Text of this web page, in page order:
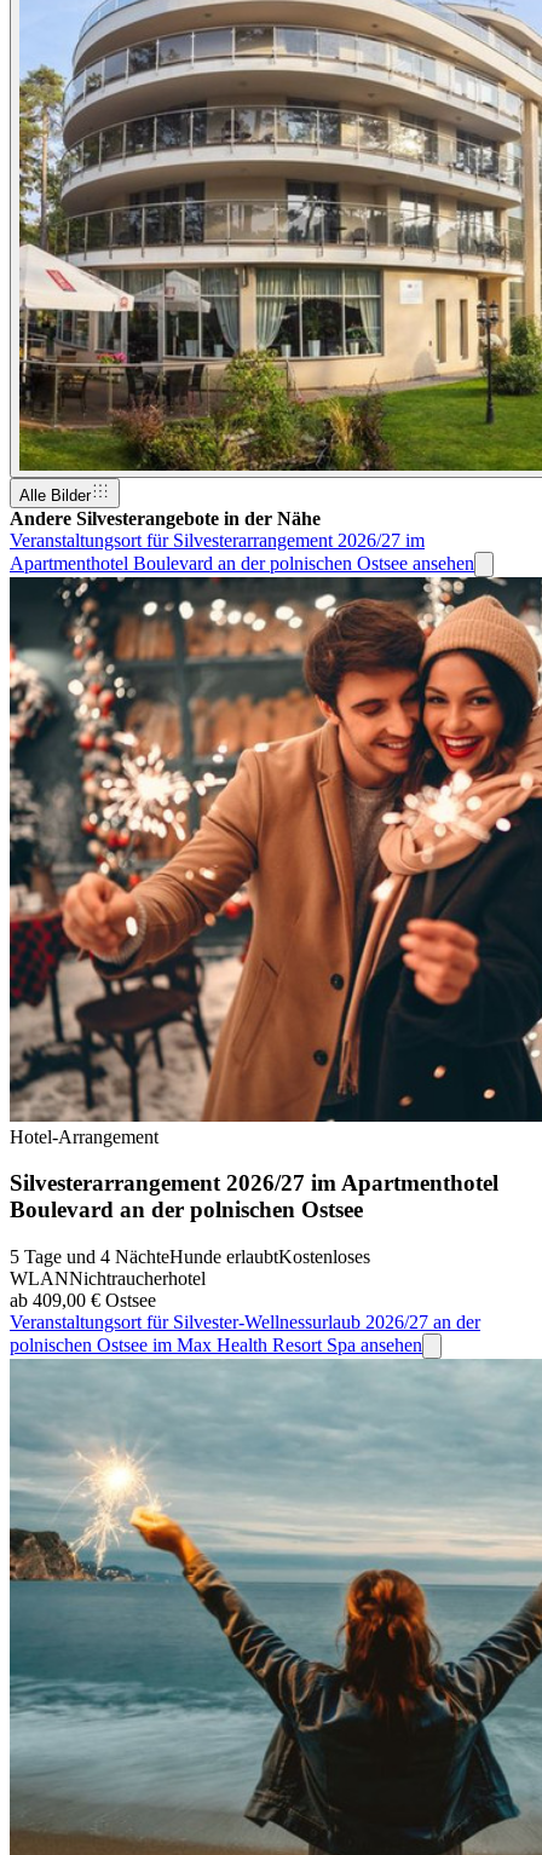
Alle Bilder
Andere Silvesterangebote in der Nähe
Veranstaltungsort für Silvesterarrangement 2026/27 im
Apartmenthotel Boulevard an der polnischen Ostsee ansehen
Hotel-Arrangement
Silvesterarrangement 2026/27 im Apartmenthotel
Boulevard an der polnischen Ostsee
5 Tage und 4 NächteHunde erlaubtKostenloses
WLANNichtraucherhotel
ab 409,00 € Ostsee
Veranstaltungsort für Silvester-Wellnessurlaub 2026/27 an der
polnischen Ostsee im Max Health Resort Spa ansehen